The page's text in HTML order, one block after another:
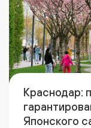
Краснодар:
Японского